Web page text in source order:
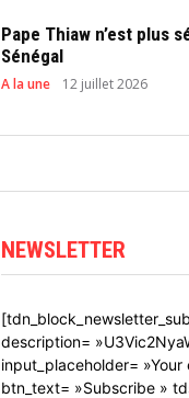
Pape Thiaw n’est plus
Sénégal
A la une 12 juillet 2026
NEWSLETTER
description=
input_placeholder= »Your
btn_text= »Subscribe »